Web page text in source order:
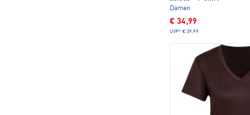
Damen
€ 34,99
UVP* € 39,99